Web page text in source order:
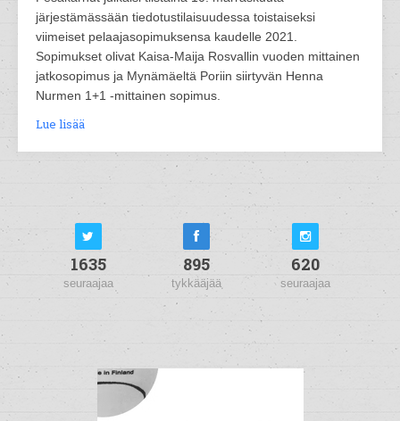
järjestämässään tiedotustilaisuudessa toistaiseksi
viimeiset pelaajasopimuksensa kaudelle 2021.
Sopimukset olivat Kaisa-Maija Rosvallin vuoden mittainen
jatkosopimus ja Mynämäeltä Poriin siirtyvän Henna
Nurmen 1+1 -mittainen sopimus.
Lue lisää
1635
seuraajaa
895
tykkääjää
620
seuraajaa